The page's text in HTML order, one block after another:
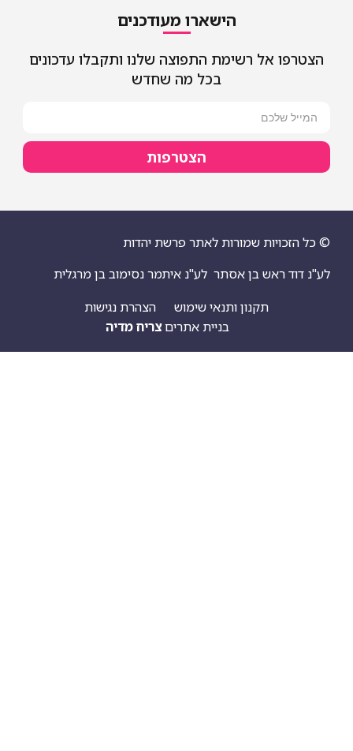
הישארו מעודכנים
אל רשימת התפוצה שלנו ותקבלו עדכונים
בכל מה שחדש
שמורות לאתר פרשת יהדות
ראש בן אסתר לע"נ איתמר נסימוב בן מרגלית
תקנון ותנאי שימוש
הצהרת נגישות
בניית אתריםצריח מדיה